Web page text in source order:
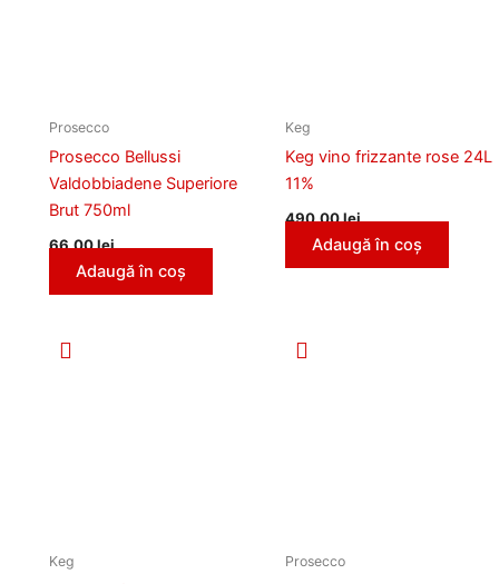
Prosecco
Prosecco Bellussi
Valdobbiadene Superiore
Brut 750ml
66,00lei
Adaugă în coș
Keg
Keg vino frizzante rose 24L
11%
490,00lei
Adaugă în coș
Keg Prosecco